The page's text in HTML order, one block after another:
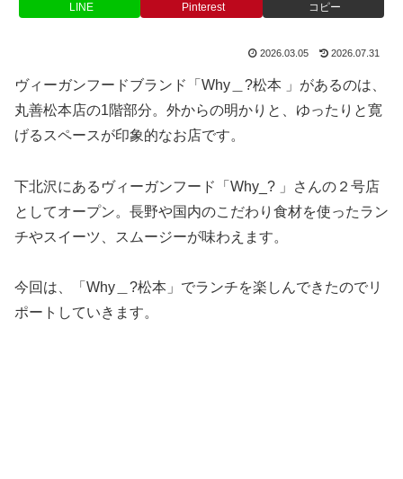
LINE Pinterest コピー
2026.03.05 2026.07.31
ヴィーガンフードブランド「Why＿?松本 」があるのは、
丸善松本店の1階部分。外からの明かりと、ゆったりと寛
げるスペースが印象的なお店です。
下北沢にあるヴィーガンフード「Why_? 」さんの２号店
としてオープン。長野や国内のこだわり食材を使ったラン
チやスイーツ、スムージーが味わえます。
今回は、「Why＿?松本」でランチを楽しんできたのでリ
ポートしていきます。